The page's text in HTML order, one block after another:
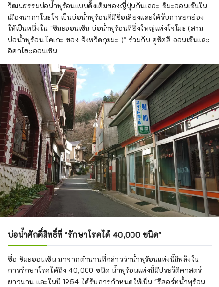
วัฒนธรรมบ่อน้ำพุร้อนแบบดั้งเดิมของญี่ปุ่นกันเถอะ ชิมะออนเซ็นใน
เมืองนากาโนะโจ เป็นบ่อน้ำพุร้อนที่มีชื่อเสียงและได้รับการยกย่อง
ให้เป็นหนึ่งใน "ชิมะออนเซ็น บ่อน้ำพุร้อนที่ยิ่งใหญ่แห่งโจโมะ (สาม
บ่อน้ำพุร้อน โคเกะ ของ จังหวัดกุมมะ )" ร่วมกับ คูซัตสึ ออนเซ็นและ
อิคาโฮะออนเซ็น
บ่อน้ำศักดิ์สิทธิ์ที่ "รักษาโรคได้ 40,000 ชนิด"
ชื่อ ชิมะออนเซ็น มาจากตำนานที่กล่าวว่าน้ำพุร้อนแห่งนี้มีพลังใน
การรักษาโรคได้ถึง 40,000 ชนิด น้ำพุร้อนแห่งนี้มีประวัติศาสตร์
ยาวนาน และในปี 1954 ได้รับการกำหนดให้เป็น "รีสอร์ทน้ำพุร้อน